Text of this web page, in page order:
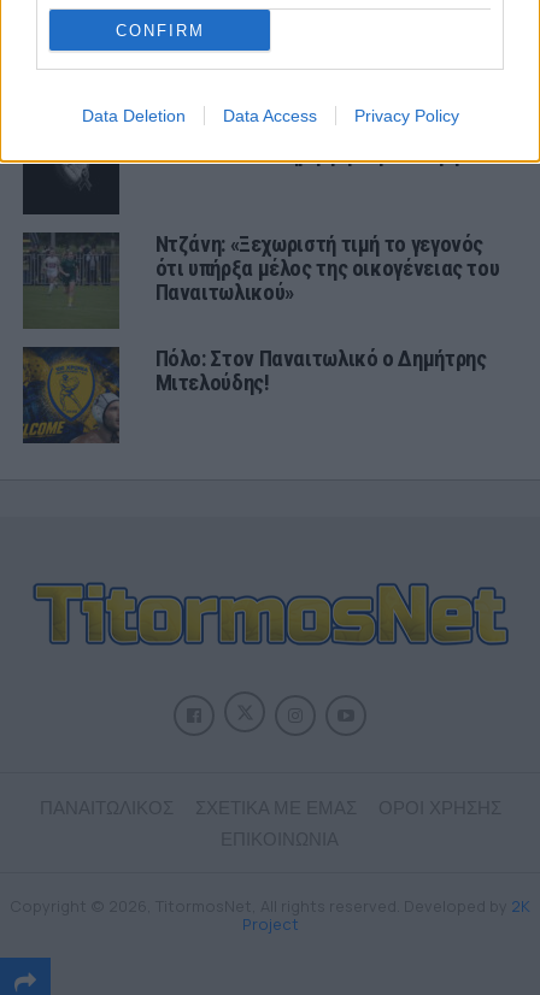
CONFIRM
Data Deletion Data Access Privacy Policy
Πόλο: «Άρωμα» από Α1 με Τουρκομένη
ο Παναιτωλικός
Ο Ερασιτέχνης για την αιφνίδια
Ντζάνη: «Ξεχωριστή τιμή το γεγονός
ότι υπήρξα μέλος της οικογένειας του
Παναιτωλικού»
Πόλο: Στον Παναιτωλικό ο Δημήτρης
Μιτελούδης!
2K
Project